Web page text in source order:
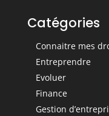
Catégories
Connaitre mes
Entreprendre
Evoluer
Finance
Gestion